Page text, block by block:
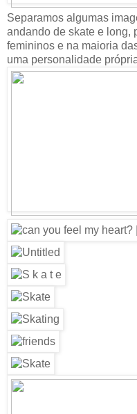
Separamos algumas
andando de skate e long,
femininos e na maioria
uma personalidade